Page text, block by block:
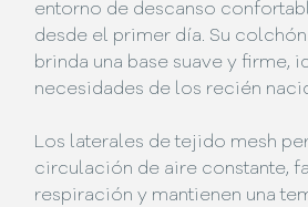
entorno de descanso
desde el primer día. Su
brinda una base suave y firme,
necesidades de los recién
Los laterales de tejido mesh
circulación de aire constante,
respiración y mantienen una